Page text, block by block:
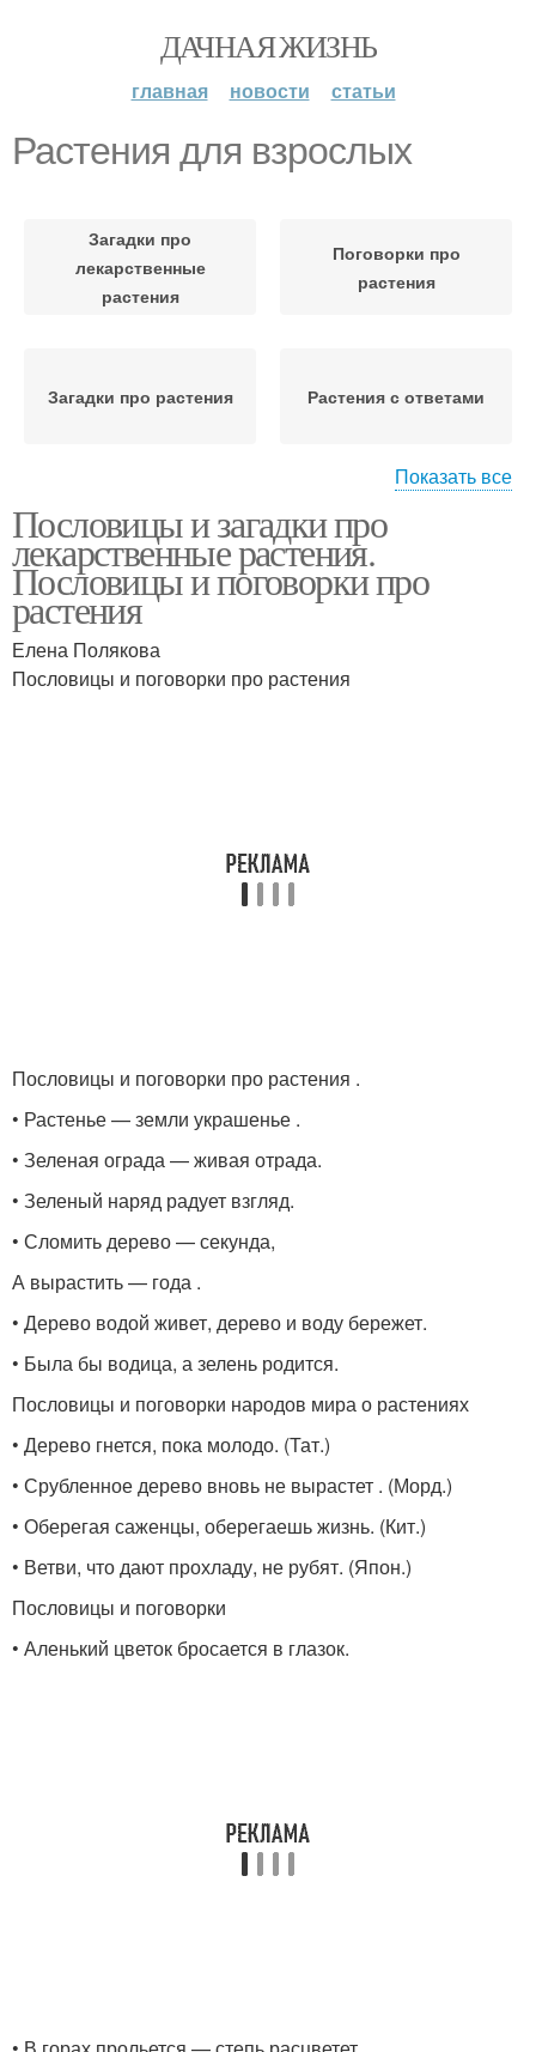
ДАЧНАЯ ЖИЗНЬ
главная новости статьи
Растения для взрослых
Загадки про
лекарственные
растения
Поговорки про
растения
Загадки про растения Растения с ответами
растения
травянистые растения
Растения для детей
Показать все
Пословицы и загадки про
лекарственные растения.
Пословицы и поговорки про
растения
Елена Полякова
Пословицы и поговорки про растения
Пословицы и поговорки про растения .
• Растенье — земли украшенье .
• Зеленая ограда — живая отрада.
• Зеленый наряд радует взгляд.
• Сломить дерево — секунда,
А вырастить — года .
• Дерево водой живет, дерево и воду бережет.
• Была бы водица, а зелень родится.
Пословицы и поговорки народов мира о растениях
• Дерево гнется, пока молодо. (Тат.)
• Срубленное дерево вновь не вырастет . (Морд.)
• Оберегая саженцы, оберегаешь жизнь. (Кит.)
• Ветви, что дают прохладу, не рубят. (Япон.)
Пословицы и поговорки
• Аленький цветок бросается в глазок.